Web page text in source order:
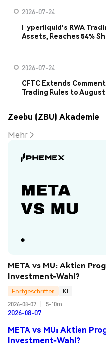
2026-07-24
Hyperliquid's RWA
Assets, Reaches 54%
2026-07-24
CFTC Extends
Trading Rules to August
Zeebu (ZBU) Akademie
Mehr
META vs MU: Aktien
Investment-Wahl?
Fortgeschritten
KI
2026-08-07
5-10m
2026-08-07
META vs MU: Aktien
Investment-Wahl?